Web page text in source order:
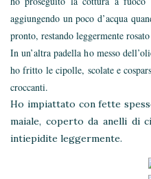
aggiungendo un poco d’acqua
pronto, restando leggermente
In un’altra padella ho messo
ho fritto le cipolle, scolate e
croccanti.
Ho impiattato con fette
maiale, coperto da anelli di
intiepidite leggermente.